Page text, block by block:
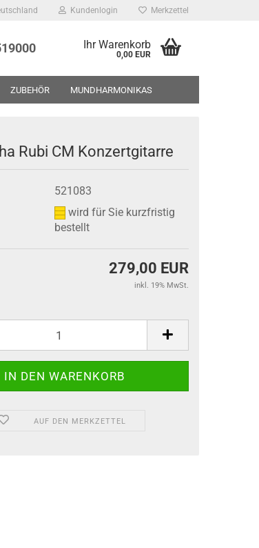
Kundenlogin Merkzettel
Ihr Warenkorb
0,00 EUR
ZUBEHÖR MUNDHARMONIKAS
Rubi CM Konzertgitarre
521083
wird für Sie kurzfristig
bestellt
279,00 EUR
inkl. 19% MwSt.
AUF DEN MERKZETTEL